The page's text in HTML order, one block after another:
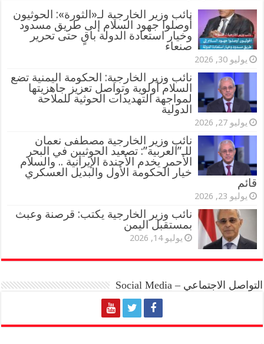
‏نائب وزير الخارجية لـ«الثورة»: الحوثيون
أوصلوا جهود السلام إلى طريق مسدود
وخيار استعادة الدولة باقٍ حتى تحرير
صنعاء
يوليو 30, 2026
نائب وزير الخارجية: الحكومة اليمنية تضع
السلام أولوية وتواصل تعزيز جاهزيتها
لمواجهة التهديدات الحوثية للملاحة
الدولية
يوليو 27, 2026
نائب وزير الخارجية مصطفى نعمان
للـ”العربية”: تصعيد الحوثيين في البحر
الأحمر يخدم الأجندة الإيرانية .. والسلام
خيار الحكومة الأول والبديل العسكري
قائم
يوليو 23, 2026
نائب وزير الخارجية يكتب: قرصنة وعبث
بمستقبل اليمن
يوليو 14, 2026
التواصل الاجتماعي – Social Media